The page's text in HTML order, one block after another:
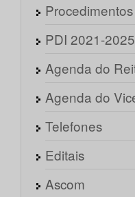
PDI 2021-2025
Agenda do
Agenda do
Telefones
Editais
Ascom